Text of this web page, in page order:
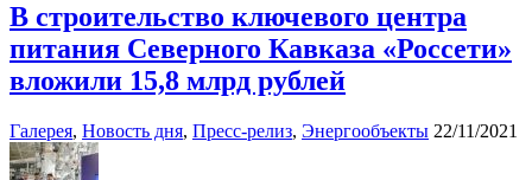
В строительство ключевого центра
питания Северного Кавказа «Россети»
вложили 15,8 млрд рублей
Галерея, Новость дня, Пресс-релиз, Энергообъекты 22/11/2021